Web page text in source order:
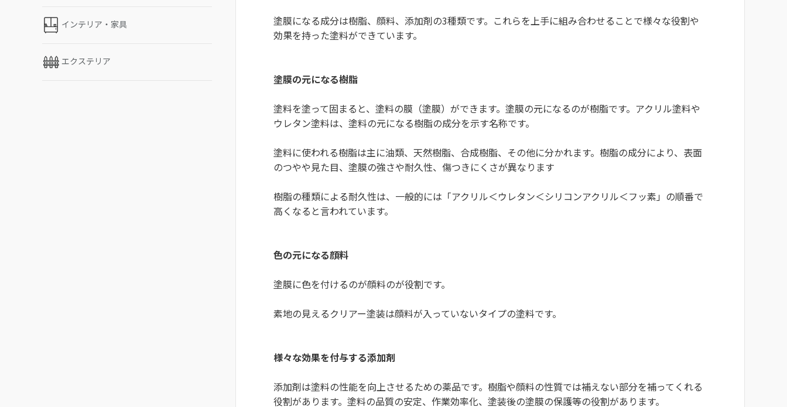
塗膜になる成分は樹脂、顔料、添加剤の3種類です。これらを上手に組み合わせることで様々な役割や
効果を持った塗料ができています。
塗膜の元になる樹脂
塗料を塗って固まると、塗料の膜（塗膜）ができます。塗膜の元になるのが樹脂です。アクリル塗料や
ウレタン塗料は、塗料の元になる樹脂の成分を示す名称です。
塗料に使われる樹脂は主に油類、天然樹脂、合成樹脂、その他に分かれます。樹脂の成分により、表面
のつやや見た目、塗膜の強さや耐久性、傷つきにくさが異なります
樹脂の種類による耐久性は、一般的には「アクリル＜ウレタン＜シリコンアクリル＜フッ素」の順番で
高くなると言われています。
色の元になる顔料
塗膜に色を付けるのが顔料のが役割です。
素地の見えるクリアー塗装は顔料が入っていないタイプの塗料です。
様々な効果を付与する添加剤
添加剤は塗料の性能を向上させるための薬品です。樹脂や顔料の性質では補えない部分を補ってくれる
役割があります。塗料の品質の安定、作業効率化、塗装後の塗膜の保護等の役割があります。
インテリア・家具
エクステリア